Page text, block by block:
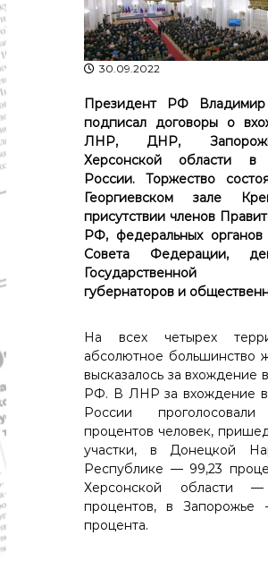
р
а
в
а
"
К
о
с
т
о
м
ы
К
о
с
р
о
м
к
о
б
л
с
т
и
.
Н
о
о
30.09.2022
Президент РФ
подписал договоры о
ЛНР, ДНР,
Херсонской области в
России. Торжество
Георгиевском зале
присутствии членов
РФ, федеральных органов
Совета Федерации,
Государственной
губернаторов и
На всех четырех
абсолютное большинство
высказалось за вхождение
РФ. В ЛНР за вхождение в
России
процентов человек,
участки, в Донецкой
Республике — 99,23
Херсонской области
процентов, в Запорожье
процента.